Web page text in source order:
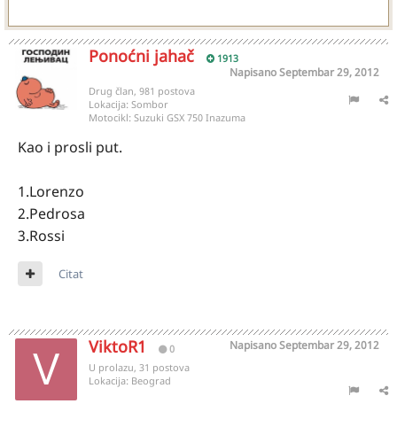
Ponoćni jahač 1913
NapisanoSeptembar 29, 2012
Drug član, 981 postova
Lokacija: Sombor
Motocikl: Suzuki GSX 750 Inazuma
Kao i prosli put.
1.Lorenzo
2.Pedrosa
3.Rossi
Citat
ViktoR1 0 NapisanoSeptembar 29, 2012
U prolazu, 31 postova
Lokacija: Beograd